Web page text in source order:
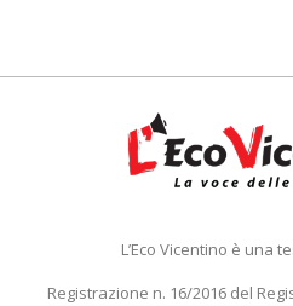
L’Eco Vicentino è una
Registrazione n. 16/2016 del